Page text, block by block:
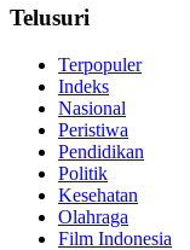
Telusuri
Terpopuler
Indeks
Nasional
Peristiwa
Pendidikan
Politik
Kesehatan
Olahraga
Film Indonesia